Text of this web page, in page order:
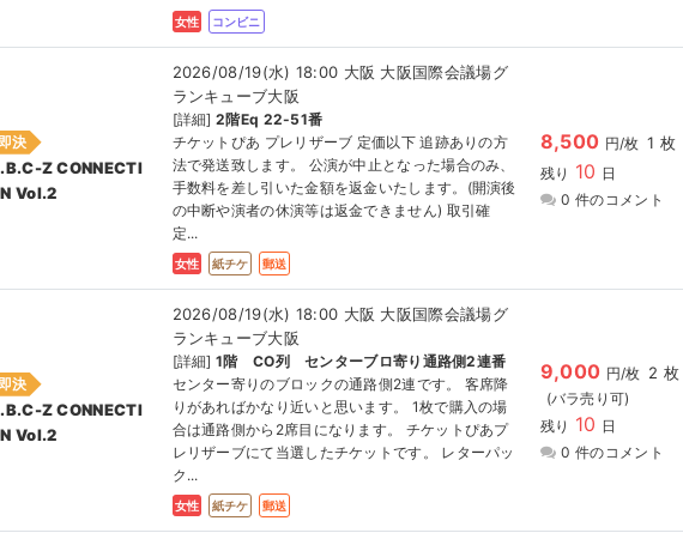
女性 コンビニ
決
Z CONNECTI
Vol.2
2026/08/19(水) 18:00 大阪 大阪国際会議場グ
ランキューブ大阪
[詳細]2階Eq 22-51番
チケットぴあ プレリザーブ 定価以下 追跡ありの方
法で発送致します。 公演が中止となった場合のみ、
手数料を差し引いた金額を返金いたします。(開演後
の中断や演者の休演等は返金できません) 取引確
定...
女性 紙チケ 郵送
8,500 円/枚 1 枚
残り 10 日
0 件のコメント
決
Z CONNECTI
Vol.2
2026/08/19(水) 18:00 大阪 大阪国際会議場グ
ランキューブ大阪
[詳細]1階 CO列 センターブロ寄り通路側2連番
センター寄りのブロックの通路側2連です。 客席降
りがあればかなり近いと思います。 1枚で購入の場
合は通路側から2席目になります。 チケットぴあプ
レリザーブにて当選したチケットです。 レターパッ
ク...
女性 紙チケ 郵送
9,000 円/枚 2 枚
残り 10 日
0 件のコメント